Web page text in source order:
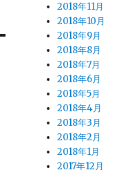
2018年11月
2018年10月
2018年9月
2018年8月
2018年7月
2018年6月
2018年5月
2018年4月
2018年3月
2018年2月
2018年1月
2017年12月